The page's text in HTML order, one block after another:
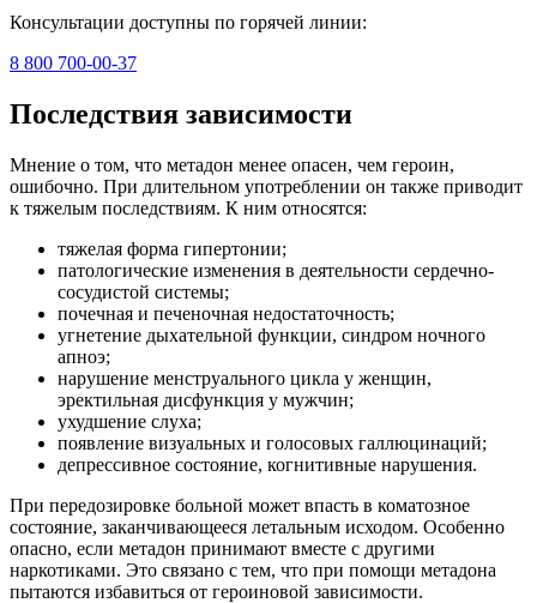
Консультации доступны по горячей линии:
8 800 700-00-37
Последствия зависимости
Мнение о том, что метадон менее опасен, чем героин,
ошибочно. При длительном употреблении он также приводит
к тяжелым последствиям. К ним относятся:
тяжелая форма гипертонии;
патологические изменения в деятельности сердечно-
сосудистой системы;
почечная и печеночная недостаточность;
угнетение дыхательной функции, синдром ночного
апноэ;
нарушение менструального цикла у женщин,
эректильная дисфункция у мужчин;
ухудшение слуха;
появление визуальных и голосовых галлюцинаций;
депрессивное состояние, когнитивные нарушения.
При передозировке больной может впасть в коматозное
состояние, заканчивающееся летальным исходом. Особенно
опасно, если метадон принимают вместе с другими
наркотиками. Это связано с тем, что при помощи метадона
пытаются избавиться от героиновой зависимости.